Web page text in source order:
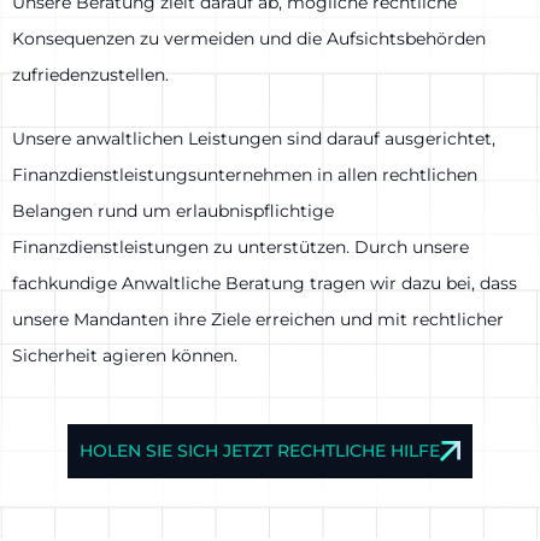
Konsequenzen zu vermeiden und die Aufsichtsbehörden
zufriedenzustellen.
Unsere anwaltlichen Leistungen sind darauf ausgerichtet,
Finanzdienstleistungsunternehmen in allen rechtlichen
Belangen rund um erlaubnispflichtige
Finanzdienstleistungen zu unterstützen. Durch unsere
fachkundige Anwaltliche Beratung tragen wir dazu bei, dass
unsere Mandanten ihre Ziele erreichen und mit rechtlicher
Sicherheit agieren können.
HOLEN SIE SICH JETZT RECHTLICHE HILFE